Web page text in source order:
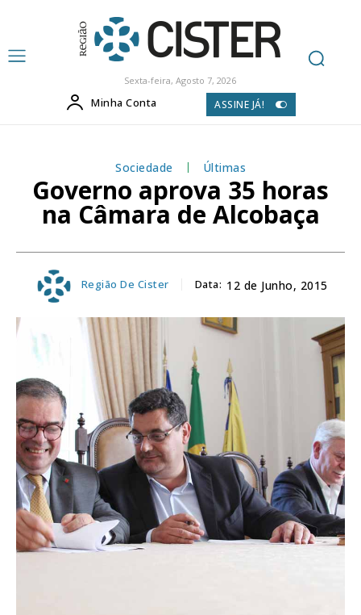
Sexta-feira, Agosto 7, 2026
Minha Conta ASSINE JÁ!
Sociedade Últimas
Governo aprova 35 horas
na Câmara de Alcobaça
Região De Cister Data: 12 de Junho, 2015